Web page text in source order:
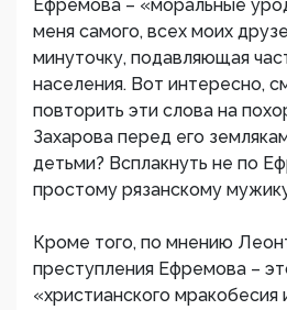
Ефремова – «моральные
меня самого, всех моих
минуточку, подавляющая
населения. Вот интересно,
повторить эти слова на
Захарова перед его
детьми? Всплакнуть не по
простому рязанскому
Кроме того, по мнению
преступления Ефремова –
«христианского мракобесия